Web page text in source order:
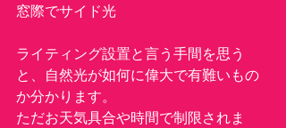
窓際でサイド光
ライティング設置と言う手間を思う
と、自然光が如何に偉大で有難いもの
か分かります。
ただお天気具合や時間で制限されま